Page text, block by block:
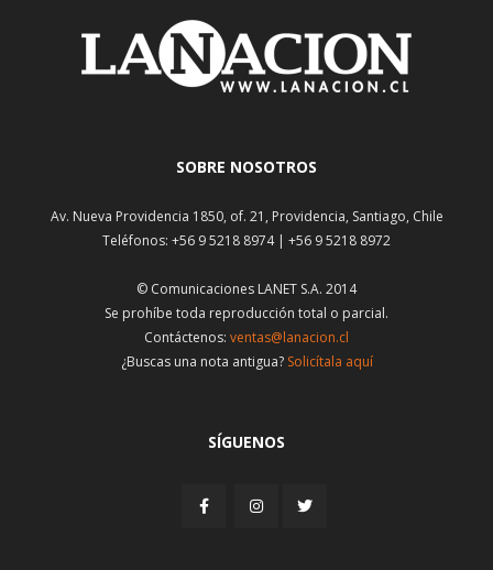
SOBRE NOSOTROS
Av. Nueva Providencia 1850, of. 21, Providencia, Santiago, Chile
Teléfonos: +56 9 5218 8974 | +56 9 5218 8972
© Comunicaciones LANET S.A. 2014
Se prohíbe toda reproducción total o parcial.
Contáctenos: ventas@lanacion.cl
¿Buscas una nota antigua? Solicítala aquí
SÍGUENOS